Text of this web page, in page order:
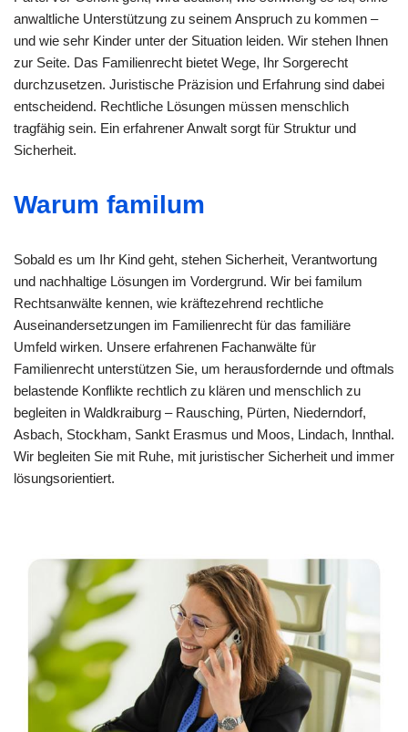
anwaltliche Unterstützung zu seinem Anspruch zu kommen –
und wie sehr Kinder unter der Situation leiden. Wir stehen Ihnen
zur Seite. Das Familienrecht bietet Wege, Ihr Sorgerecht
durchzusetzen. Juristische Präzision und Erfahrung sind dabei
entscheidend. Rechtliche Lösungen müssen menschlich
tragfähig sein. Ein erfahrener Anwalt sorgt für Struktur und
Sicherheit.
Warum familum
Sobald es um Ihr Kind geht, stehen Sicherheit, Verantwortung
und nachhaltige Lösungen im Vordergrund. Wir bei familum
Rechtsanwälte kennen, wie kräftezehrend rechtliche
Auseinandersetzungen im Familienrecht für das familiäre
Umfeld wirken. Unsere erfahrenen Fachanwälte für
Familienrecht unterstützen Sie, um herausfordernde und oftmals
belastende Konflikte rechtlich zu klären und menschlich zu
begleiten in Waldkraiburg – Rausching, Pürten, Niederndorf,
Asbach, Stockham, Sankt Erasmus und Moos, Lindach, Innthal.
Wir begleiten Sie mit Ruhe, mit juristischer Sicherheit und immer
lösungsorientiert.